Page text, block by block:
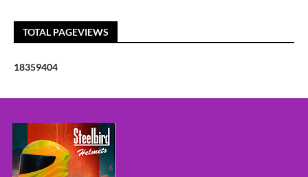
TOTAL PAGEVIEWS
18359404